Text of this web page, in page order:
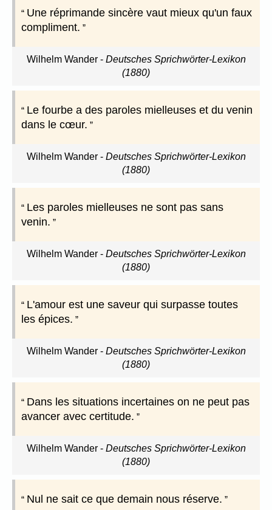
Une réprimande sincère vaut mieux qu'un faux
compliment.
Wilhelm Wander- Deutsches Sprichwörter-Lexikon
(1880)
Le fourbe a des paroles mielleuses et du venin
dans le cœur.
Wilhelm Wander- Deutsches Sprichwörter-Lexikon
(1880)
Les paroles mielleuses ne sont pas sans
venin.
Wilhelm Wander- Deutsches Sprichwörter-Lexikon
(1880)
L'amour est une saveur qui surpasse toutes
les épices.
Wilhelm Wander- Deutsches Sprichwörter-Lexikon
(1880)
Dans les situations incertaines on ne peut pas
avancer avec certitude.
Wilhelm Wander- Deutsches Sprichwörter-Lexikon
(1880)
Nul ne sait ce que demain nous réserve.